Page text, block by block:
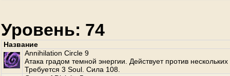
Уровень: 74
Название
Annihilation Circle 9
Атака градом темной энергии. Действует против
Требуется 3 Soul. Сила 108.